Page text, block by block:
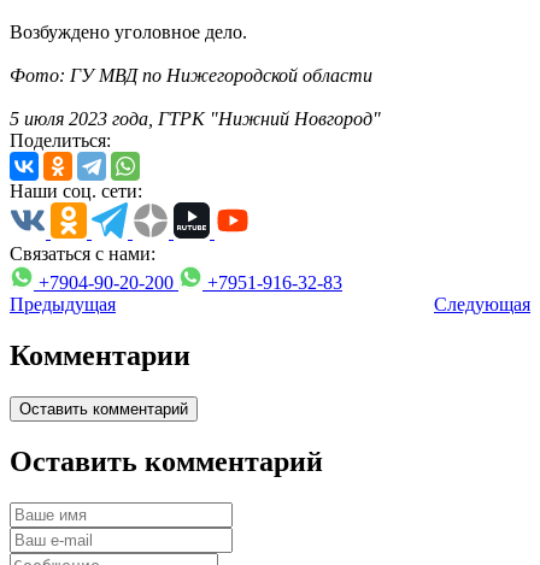
Возбуждено уголовное дело.
Фото: ГУ МВД по Нижегородской области
5 июля 2023 года, ГТРК "Нижний Новгород"
Поделиться:
Наши соц. сети:
Связаться с нами:
+7904-90-20-200
+7951-916-32-83
Предыдущая
Следующая
Комментарии
Оставить комментарий
Оставить комментарий